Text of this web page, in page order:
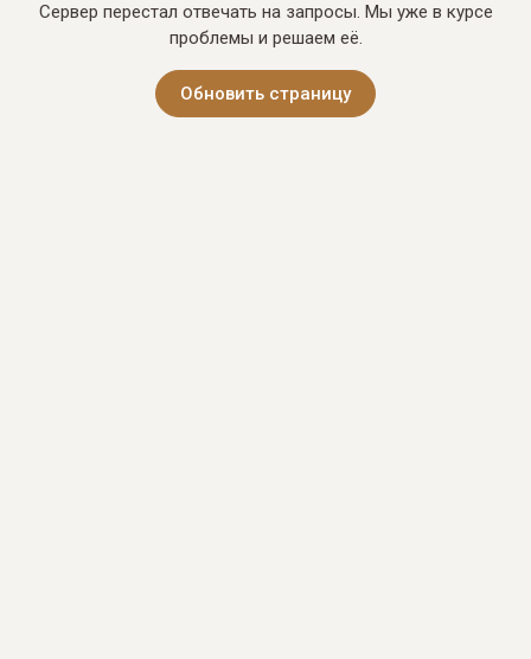
Сервер перестал отвечать на запросы. Мы уже в курсе
проблемы и решаем её.
Обновить страницу